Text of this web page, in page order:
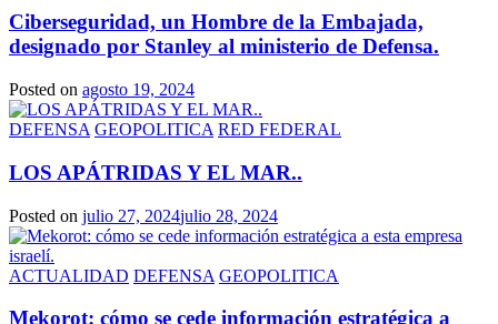
Ciberseguridad, un Hombre de la Embajada,
designado por Stanley al ministerio de Defensa.
Posted on agosto 19, 2024
DEFENSA GEOPOLITICA RED FEDERAL
LOS APÁTRIDAS Y EL MAR..
Posted on julio 27, 2024julio 28, 2024
ACTUALIDAD DEFENSA GEOPOLITICA
Mekorot: cómo se cede información estratégica a